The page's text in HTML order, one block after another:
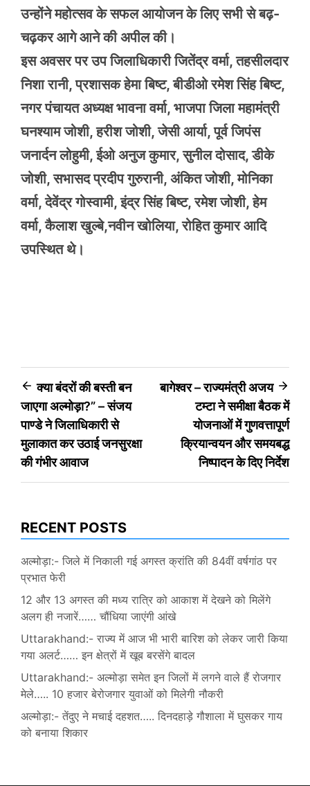
उन्होंने महोत्सव के सफल आयोजन के लिए सभी से बढ़-
चढ़कर आगे आने की अपील की।
इस अवसर पर उप जिलाधिकारी जितेंद्र वर्मा, तहसीलदार
निशा रानी, प्रशासक हेमा बिष्ट, बीडीओ रमेश सिंह बिष्ट,
नगर पंचायत अध्यक्ष भावना वर्मा, भाजपा जिला महामंत्री
घनश्याम जोशी, हरीश जोशी, जेसी आर्या, पूर्व जिपंस
जनार्दन लोहुमी, ईओ अनुज कुमार, सुनील दोसाद, डीके
जोशी, सभासद प्रदीप गुरुरानी, अंकित जोशी, मोनिका
वर्मा, देवेंद्र गोस्वामी, इंद्र सिंह बिष्ट, रमेश जोशी, हेम
वर्मा, कैलाश खुल्बे,नवीन खोलिया, रोहित कुमार आदि
उपस्थित थे।
Post
navigation
क्या बंदरों की बस्ती बन
जाएगा अल्मोड़ा?” – संजय
पाण्डे ने जिलाधिकारी से
मुलाकात कर उठाई जनसुरक्षा
की गंभीर आवाज
बागेश्वर – राज्यमंत्री अजय
टम्टा ने समीक्षा बैठक में
योजनाओं में गुणवत्तापूर्ण
क्रियान्वयन और समयबद्ध
निष्पादन के दिए निर्देश
RECENT POSTS
अल्मोड़ा:- जिले में निकाली गई अगस्त क्रांति की 84वीं वर्षगांठ पर
प्रभात फेरी
12 और 13 अगस्त की मध्य रात्रि को आकाश में देखने को मिलेंगे
अलग ही नजारें…… चौंधिया जाएंगी आंखे
Uttarakhand:- राज्य में आज भी भारी बारिश को लेकर जारी किया
गया अलर्ट…… इन क्षेत्रों में खूब बरसेंगे बादल
Uttarakhand:- अल्मोड़ा समेत इन जिलों में लगने वाले हैं रोजगार
मेले….. 10 हजार बेरोजगार युवाओं को मिलेगी नौकरी
अल्मोड़ा:- तेंदुए ने मचाई दहशत….. दिनदहाड़े गौशाला में घुसकर गाय
को बनाया शिकार